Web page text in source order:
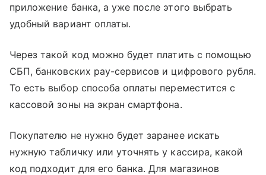
приложение банка, а уже после этого выбрать
удобный вариант оплаты.
Через такой код можно будет платить с помощью
СБП, банковских pay-сервисов и цифрового рубля.
То есть выбор способа оплаты переместится с
кассовой зоны на экран смартфона.
Покупателю не нужно будет заранее искать
нужную табличку или уточнять у кассира, какой
код подходит для его банка. Для магазинов